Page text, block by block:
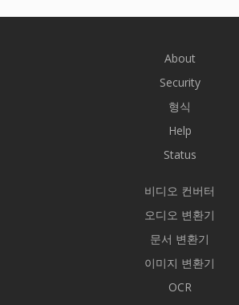
About
Security
형식
Help
Status
비디오 컨버터
오디오 변환기
문서 변환기
이미지 변환기
OCR